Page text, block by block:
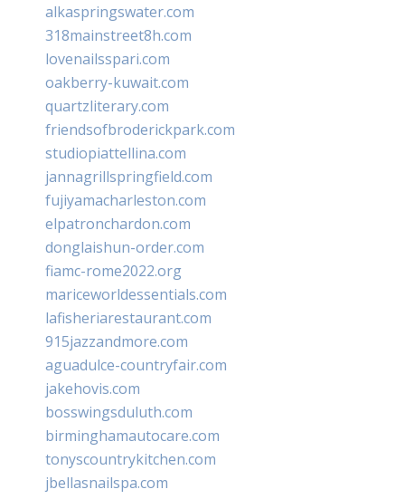
alkaspringswater.com
318mainstreet8h.com
lovenailsspari.com
oakberry-kuwait.com
quartzliterary.com
friendsofbroderickpark.com
studiopiattellina.com
jannagrillspringfield.com
fujiyamacharleston.com
elpatronchardon.com
donglaishun-order.com
fiamc-rome2022.org
mariceworldessentials.com
lafisheriarestaurant.com
915jazzandmore.com
aguadulce-countryfair.com
jakehovis.com
bosswingsduluth.com
birminghamautocare.com
tonyscountrykitchen.com
jbellasnailspa.com